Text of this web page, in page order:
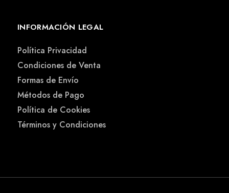
INFORMACIÓN LEGAL
Política Privacidad
Condiciones de Venta
Formas de Envío
Métodos de Pago
Política de Cookies
Términos y Condiciones